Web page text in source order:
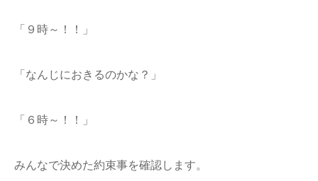
「９時～！！」
「なんじにおきるのかな？」
「６時～！！」
みんなで決めた約束事を確認します。